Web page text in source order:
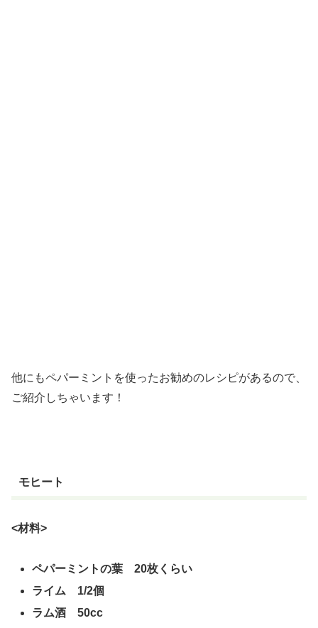
他にもペパーミントを使ったお勧めのレシピがあるので、
ご紹介しちゃいます！
モヒート
<材料>
ペパーミントの葉 20枚くらい
ライム 1/2個
ラム酒 50cc